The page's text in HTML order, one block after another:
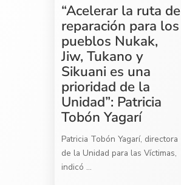
“Acelerar la ruta de
reparación para los
pueblos Nukak,
Jiw, Tukano y
Sikuani es una
prioridad de la
Unidad”: Patricia
Tobón Yagarí
Patricia Tobón Yagarí, directora
de la Unidad para las Víctimas,
indicó ...